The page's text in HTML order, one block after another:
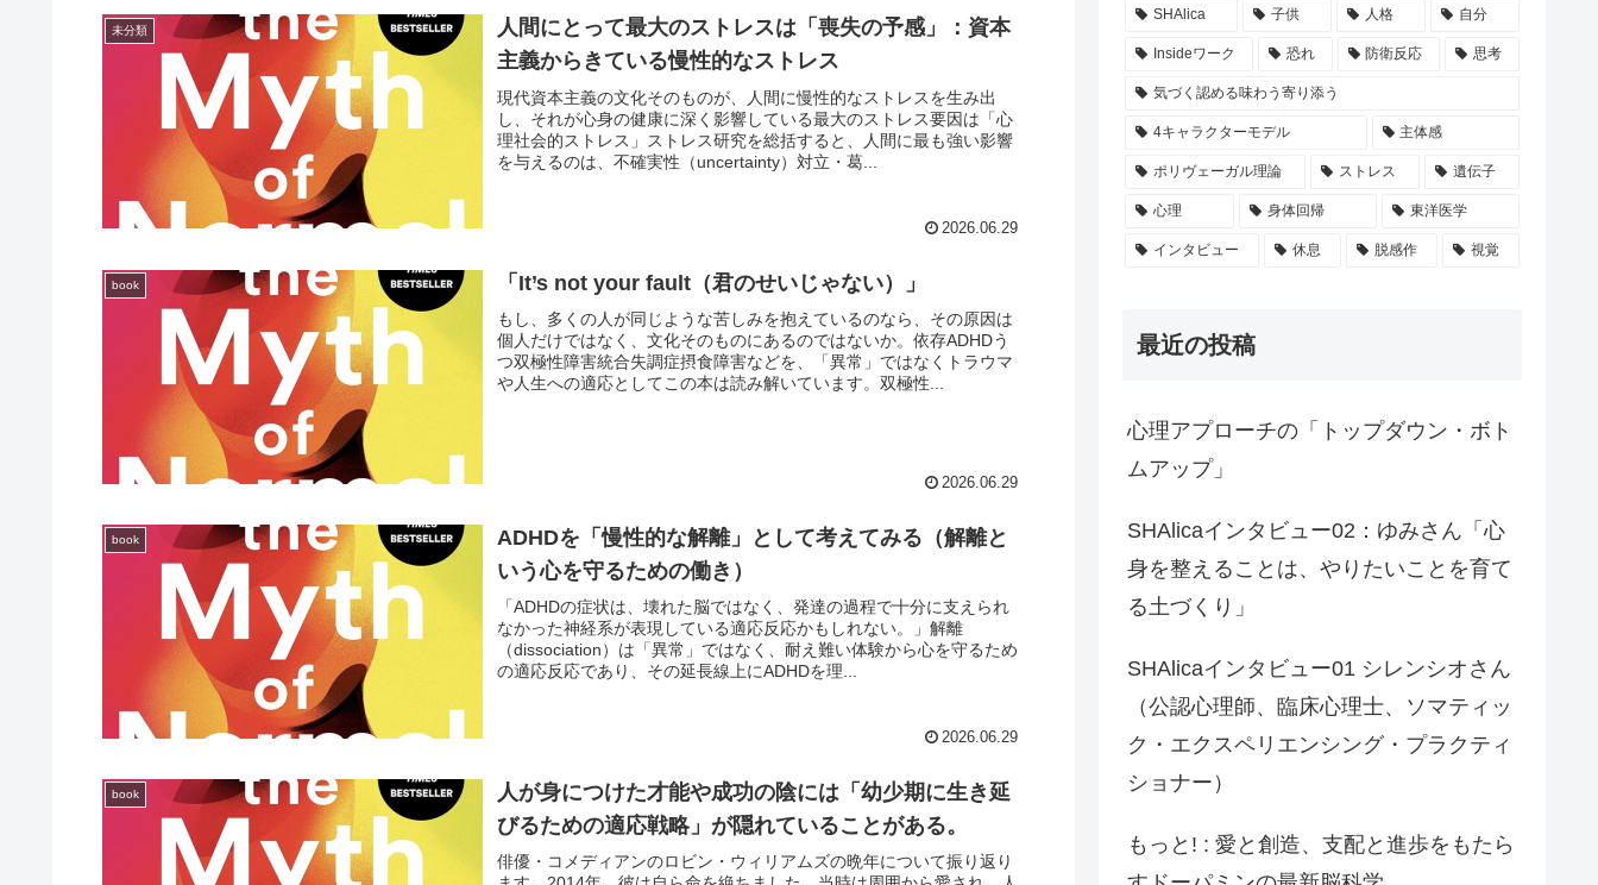
未分類
人間にとって最大のストレスは「喪失の予感」：資本
主義からきている慢性的なストレス
現代資本主義の文化そのものが、人間に慢性的なストレスを生み出
し、それが心身の健康に深く影響している最大のストレス要因は「心
理社会的ストレス」ストレス研究を総括すると、人間に最も強い影響
を与えるのは、不確実性（uncertainty）対立・葛...
2026.06.29
book 「It’s not your fault（君のせいじゃない）」
もし、多くの人が同じような苦しみを抱えているのなら、その原因は
個人だけではなく、文化そのものにあるのではないか。依存ADHDう
つ双極性障害統合失調症摂食障害などを、「異常」ではなくトラウマ
や人生への適応としてこの本は読み解いています。双極性...
2026.06.29
book
ADHDを「慢性的な解離」として考えてみる（解離と
いう心を守るための働き）
「ADHDの症状は、壊れた脳ではなく、発達の過程で十分に支えられ
なかった神経系が表現している適応反応かもしれない。」解離
（dissociation）は「異常」ではなく、耐え難い体験から心を守るため
の適応反応であり、その延長線上にADHDを理...
2026.06.29
book
人が身につけた才能や成功の陰には「幼少期に生き延
びるための適応戦略」が隠れていることがある。
俳優・コメディアンのロビン・ウィリアムズの晩年について振り返り
SHAlica 子供 人格 自分
Insideワーク 恐れ 防衛反応 思考
気づく認める味わう寄り添う
4キャラクターモデル 主体感
ポリヴェーガル理論 ストレス 遺伝子
心理 身体回帰 東洋医学
インタビュー 休息 脱感作 視覚
最近の投稿
心理アプローチの「トップダウン・ボト
ムアップ」
SHAlicaインタビュー02：ゆみさん「心
身を整えることは、やりたいことを育て
る土づくり」
SHAlicaインタビュー01 シレンシオさん
（公認心理師、臨床心理士、ソマティッ
ク・エクスペリエンシング・プラクティ
ショナー）
もっと! : 愛と創造、支配と進歩をもたら